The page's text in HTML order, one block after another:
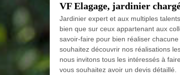
VF Elagage, jardinier
Jardinier expert et aux multiples
bien que sur ceux appartenant aux
savoir-faire pour bien réaliser
souhaitez découvrir nos réalisations
nous invitons tous les intéressés à
vous souhaitez avoir un devis détaillé.